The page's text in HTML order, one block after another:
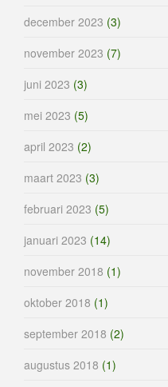
december 2023 (3)
november 2023 (7)
juni 2023 (3)
mei 2023 (5)
april 2023 (2)
maart 2023 (3)
februari 2023 (5)
januari 2023 (14)
november 2018 (1)
oktober 2018 (1)
september 2018 (2)
augustus 2018 (1)